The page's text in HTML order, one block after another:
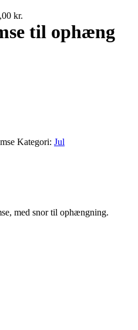
kr.
til ophæng
Kategori: Jul
med snor til ophængning.